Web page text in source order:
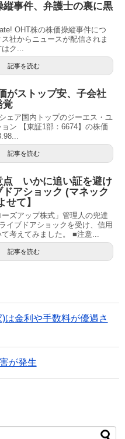
縦事件、弁護士の裏に黒
OHT株の株価操縦事件につ
社からニュースが配信されま
はク...
記事を読む
がストップ安、子会社
覚
ェア国内トップのジーエス・ユ
ン 【東証1部：6674】の株価
記事を読む
点 いかに追い証を避け
アショック (マネック
せて】
ズアップ株式」管理人の兜達
イブドアショックを受け、信用
考えてみました。 ■注意...
記事を読む
は金利や手数料が優遇さ
が発生